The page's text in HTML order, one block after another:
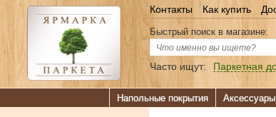
Контакты Как купить
Быстрый поиск в магазине:
Часто ищут: Паркетная
Напольные покрытия